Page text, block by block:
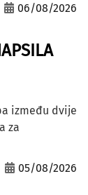
06/08/2026
između dvije
za
05/08/2026